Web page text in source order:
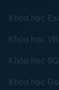
Khóa học
Khóa học
Khóa học
Khóa học